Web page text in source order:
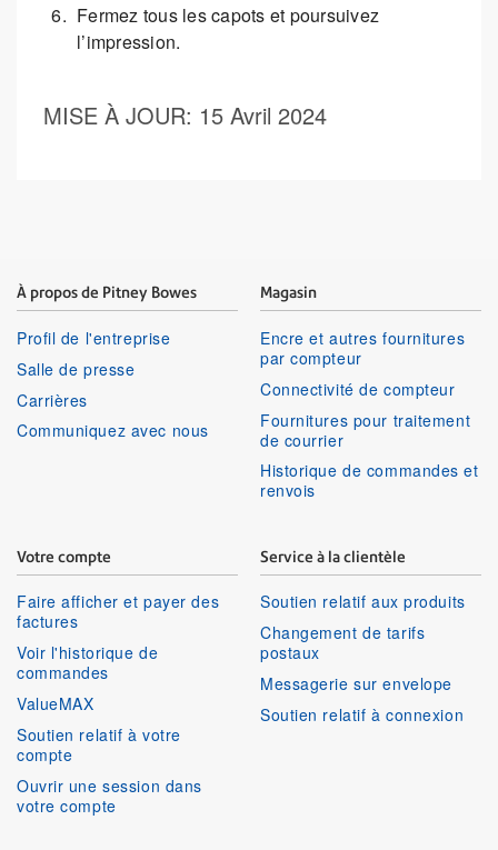
Fermez tous les capots et poursuivez
l’impression.
MISE À JOUR: 15 Avril 2024
À propos de Pitney Bowes
Profil de l'entreprise
Salle de presse
Carrières
Communiquez avec nous
Magasin
Encre et autres fournitures
par compteur
Connectivité de compteur
Fournitures pour traitement
de courrier
Historique de commandes et
renvois
Votre compte
Faire afficher et payer des
factures
Voir l'historique de
commandes
ValueMAX
Soutien relatif à votre
compte
Ouvrir une session dans
votre compte
Service à la clientèle
Soutien relatif aux produits
Changement de tarifs
postaux
Messagerie sur envelope
Soutien relatif à connexion